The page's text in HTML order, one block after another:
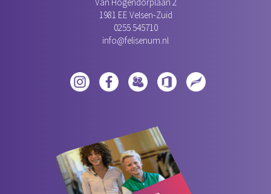
Van Hogendorplaan 2
1981 EE Velsen-Zuid‎
0255 545710
info@felisenum.nl